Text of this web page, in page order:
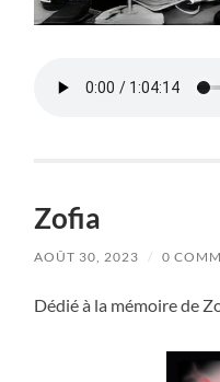
Zofia
AOÛT 30, 2023 / 0
Dédié à la mémoire de